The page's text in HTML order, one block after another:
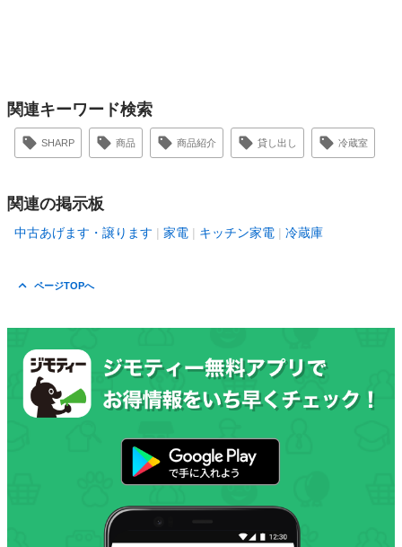
関連キーワード検索
SHARP 商品 商品紹介 貸し出し 冷蔵室
関連の掲示板
中古あげます・譲ります 家電 キッチン家電 冷蔵庫
ページTOPへ